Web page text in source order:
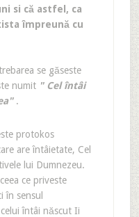
si că astfel, ca
împreună cu
se găseste
numit " Cel întâi
.
protokos
are întâietate, Cel
lui Dumnezeu.
ce priveste
în sensul
întâi născut Ii